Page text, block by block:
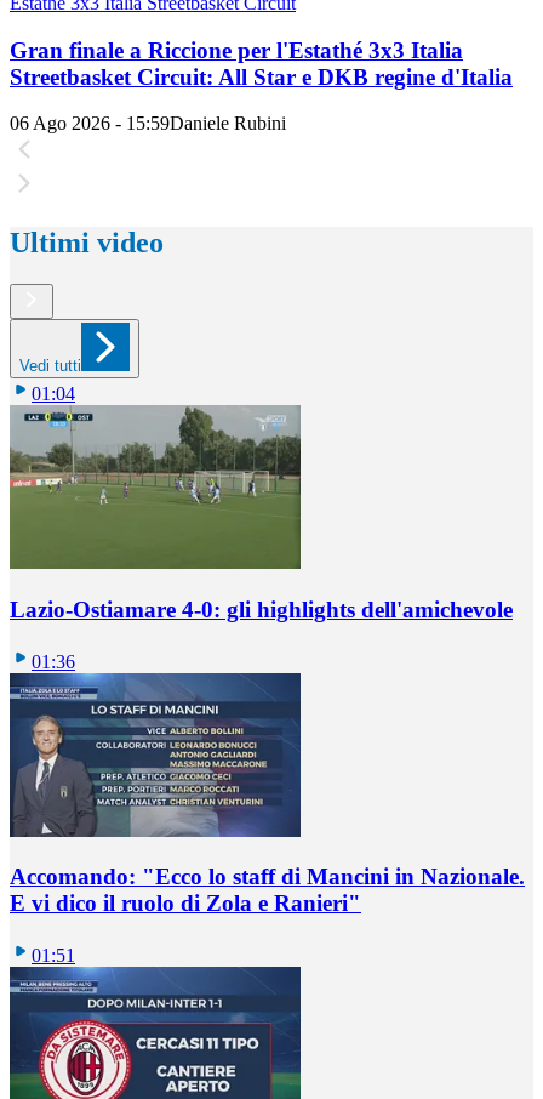
Gran finale a Riccione per l'Estathé 3x3 Italia
Streetbasket Circuit: All Star e DKB regine d'Italia
06 Ago 2026 - 15:59Daniele Rubini
Ultimi video
Vedi tutti
01:04
Lazio-Ostiamare 4-0: gli highlights dell'amichevole
01:36
Accomando: "Ecco lo staff di Mancini in Nazionale.
E vi dico il ruolo di Zola e Ranieri"
01:51